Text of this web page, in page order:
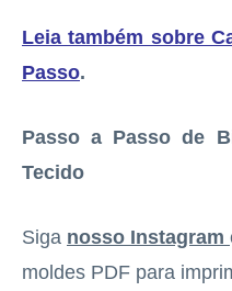
Leia também sobre
Passo.
Passo a Passo de
Tecido
Siga nosso Instagram
moldes PDF para